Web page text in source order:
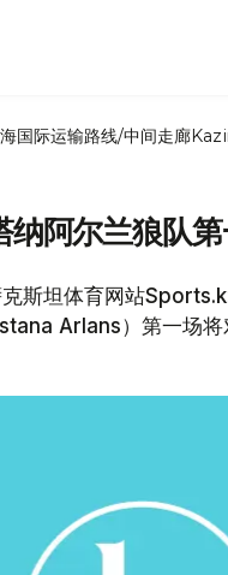
国际运输路线/中间走廊
阿尔兰狼队
斯坦体育网站
Arlans）第一场